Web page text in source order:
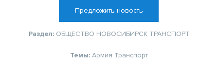
Предложить новость
Раздел: ОБЩЕСТВО НОВОСИБИРСК ТРАНСПОРТ
Темы: Армия Транспорт